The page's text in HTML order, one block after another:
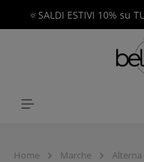
principale
🔅SALDI ESTIVI 10% su
Home Marche Alterna